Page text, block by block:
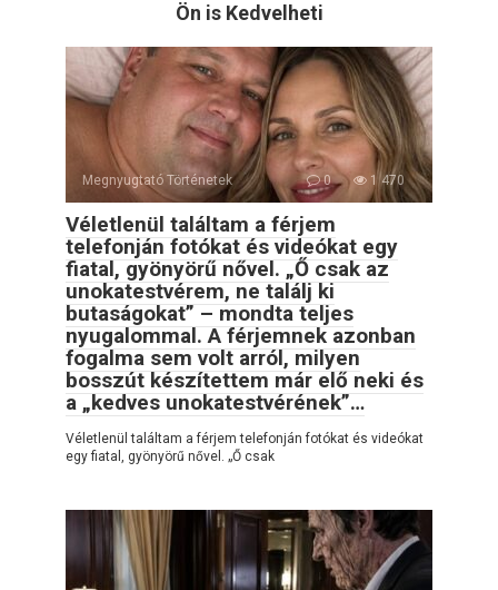
Ön is Kedvelheti
Megnyugtató Történetek 0 1 470
Véletlenül találtam a férjem
telefonján fotókat és videókat egy
fiatal, gyönyörű nővel. „Ő csak az
unokatestvérem, ne találj ki
butaságokat” – mondta teljes
nyugalommal. A férjemnek azonban
fogalma sem volt arról, milyen
bosszút készítettem már elő neki és
a „kedves unokatestvérének”…
Véletlenül találtam a férjem telefonján fotókat és videókat
egy fiatal, gyönyörű nővel. „Ő csak